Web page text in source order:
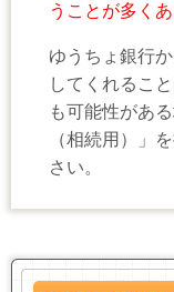
うことが多くあ
ゆうちょ銀行
してくれるこ
も可能性があ
（相続用）」
さい。